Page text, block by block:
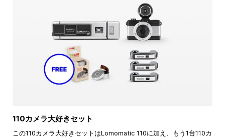
110カメラ大好きセット
この110カメラ大好きセットはLomomatic 110に加え、もう1台110カ